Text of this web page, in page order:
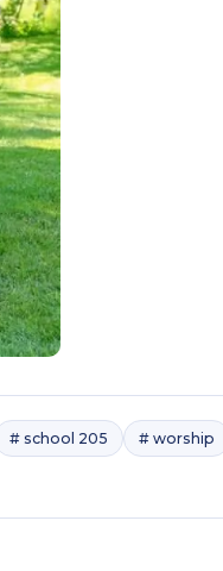
# school 205 # worship